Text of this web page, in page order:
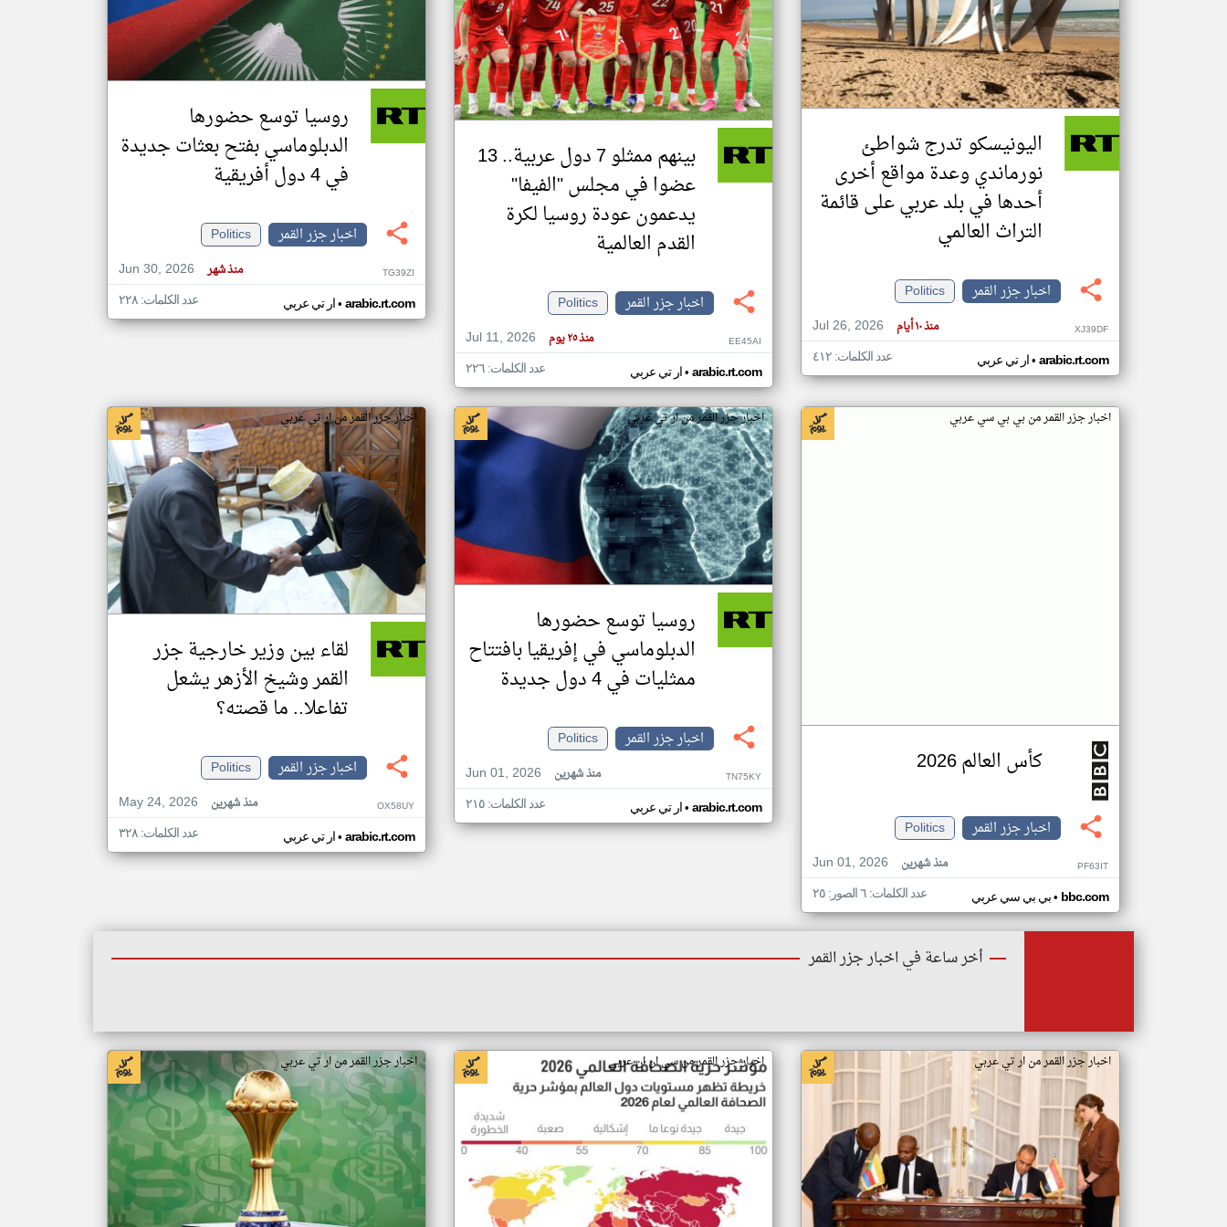
تغيير الدولة
اخبار جزر القمر على مدار الساعة
أهم اخبار جزر القمر العاجلة والمباشرة
اليونيسكو تدرج شواطئ
نورماندي وعدة مواقع أخرى
أحدها في بلد عربي على قائمة
التراث العالمي
اخبار جزر القمر
Politics
Jul 26, 2026
منذ ١٠ أيام XJ39DF
ار تي عربي• arabic.rt.com عدد الكلمات: ٤١٢
بينهم ممثلو 7 دول عربية.. 13
عضوا في مجلس "الفيفا"
يدعمون عودة روسيا لكرة
القدم العالمية
اخبار جزر القمر
Politics
Jul 11, 2026
منذ ٢٥ يوم EE45AI
ار تي عربي• arabic.rt.com عدد الكلمات: ٢٢٦
روسيا توسع حضورها
الدبلوماسي بفتح بعثات جديدة
في 4 دول أفريقية
اخبار جزر القمر
Politics
Jun 30, 2026
منذ شهر TG39ZI
ار تي عربي• arabic.rt.com عدد الكلمات: ٢٢٨
اخبار جزر القمر من بي بي سي عربي
كأس العالم 2026
اخبار جزر القمر
Politics
Jun 01, 2026
منذ شهرين PF63IT
بي بي سي عربي• bbc.com عدد الكلمات: ٦ الصور: ٢٥
اخبار جزر القمر من ار تي عربي
روسيا توسع حضورها
الدبلوماسي في إفريقيا بافتتاح
ممثليات في 4 دول جديدة
اخبار جزر القمر
Politics
Jun 01, 2026
منذ شهرين TN75KY
ار تي عربي• arabic.rt.com عدد الكلمات: ٢١٥
اخبار جزر القمر من ار تي عربي
لقاء بين وزير خارجية جزر
القمر وشيخ الأزهر يشعل
تفاعلا.. ما قصته؟
اخبار جزر القمر
Politics
May 24, 2026
منذ شهرين OX58UY
ار تي عربي• arabic.rt.com عدد الكلمات: ٣٢٨
أخر ساعة في اخبار جزر القمر
اخبار جزر القمر من ار تي عربي اخبار جزر القمر من سي ان ان عربي اخبار جزر القمر من ار تي عربي
klyoum.com